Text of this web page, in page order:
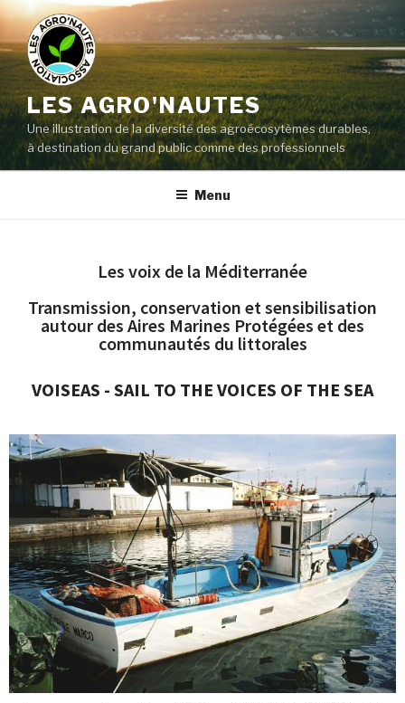
LES AGRO'NAUTES
Une illustration de la diversité des agroécosytèmes durables,
à destination du grand public comme des professionnels
Menu
Les voix de la Méditerranée
Transmission, conservation et sensibilisation
autour des Aires Marines Protégées et des
communautés du littorales
VOISEAS - SAIL TO THE VOICES OF THE SEA